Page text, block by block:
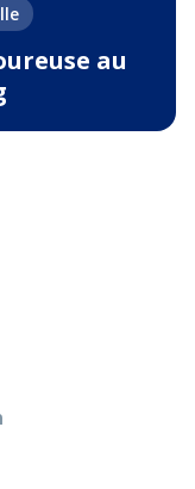
au